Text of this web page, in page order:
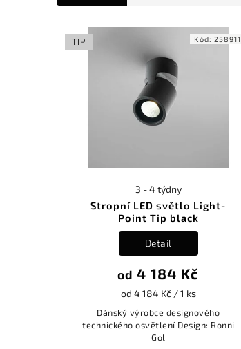
TIP
Stropní LED světlo Light-
Point Tip black
3 - 4 týdny
od 4 184 Kč
od 4 184 Kč / 1 ks
Detail
Dánský výrobce designového
technického osvětlení Design: Ronni
Gol
Kód:258911